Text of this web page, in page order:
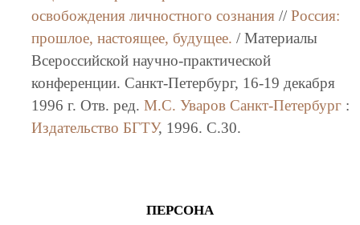
освобождения личностного сознания// Россия:
прошлое, настоящее, будущее. / Материалы
Всероссийской научно-практической
конференции. Санкт-Петербург, 16-19 декабря
1996 г. Отв. ред. М.С. Уваров Санкт-Петербург:
Издательство БГТУ, 1996. C.30.
ПЕРСОНА